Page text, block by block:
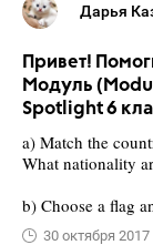
Дарья
Привет!
Модуль
Spotlight 6
a) Match the
What nationality
b) Choose a flag
30 октября 2017